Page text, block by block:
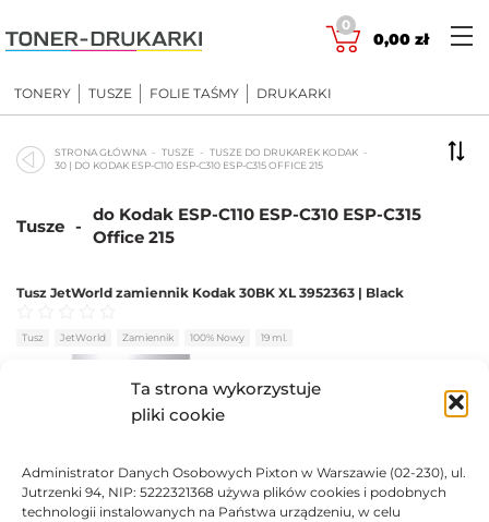
Ta strona wykorzystuje
pliki cookie
Administrator Danych Osobowych Pixton w Warszawie (02-230), ul.
Jutrzenki 94, NIP: 5222321368 używa plików cookies i podobnych
technologii instalowanych na Państwa urządzeniu, w celu
to
content
0
0,00 zł
TONERY TUSZE FOLIE TAŚMY DRUKARKI
STRONA GŁÓWNA TUSZE
TUSZE DO DRUKAREK KODAK
30 | DO KODAK ESP-C110 ESP-C310 ESP-C315 OFFICE 215
Tusze -
do Kodak ESP-C110 ESP-C310 ESP-C315
Office 215
Tusz JetWorld zamiennik Kodak 30BK XL 3952363 | Black
Oceniono 0na 5
Tusz JetWorld Zamiennik 100% Nowy 19 ml.
BRAK